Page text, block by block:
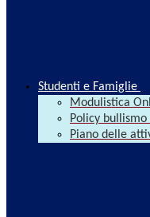
Studenti e Famiglie
Modulistica
Policy
Piano delle